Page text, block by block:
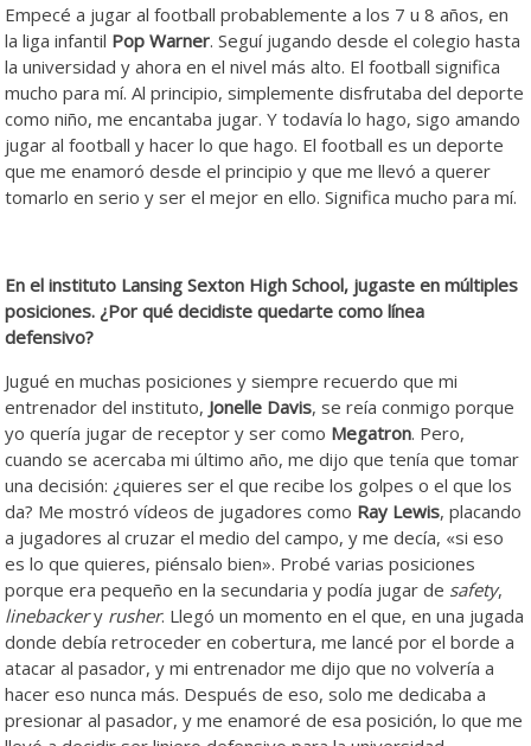
Empecé a jugar al football probablemente a los 7 u 8 años, en
la liga infantil Pop Warner. Seguí jugando desde el colegio hasta
la universidad y ahora en el nivel más alto. El football significa
mucho para mí. Al principio, simplemente disfrutaba del deporte
como niño, me encantaba jugar. Y todavía lo hago, sigo amando
jugar al football y hacer lo que hago. El football es un deporte
que me enamoró desde el principio y que me llevó a querer
tomarlo en serio y ser el mejor en ello. Significa mucho para mí.
En el instituto Lansing Sexton High School, jugaste en múltiples
posiciones. ¿Por qué decidiste quedarte como línea
defensivo?
Jugué en muchas posiciones y siempre recuerdo que mi
entrenador del instituto, Jonelle Davis, se reía conmigo porque
yo quería jugar de receptor y ser como Megatron. Pero,
cuando se acercaba mi último año, me dijo que tenía que tomar
una decisión: ¿quieres ser el que recibe los golpes o el que los
da? Me mostró vídeos de jugadores como Ray Lewis, placando
a jugadores al cruzar el medio del campo, y me decía, «si eso
es lo que quieres, piénsalo bien». Probé varias posiciones
porque era pequeño en la secundaria y podía jugar de safety,
linebackery rusher. Llegó un momento en el que, en una jugada
donde debía retroceder en cobertura, me lancé por el borde a
atacar al pasador, y mi entrenador me dijo que no volvería a
hacer eso nunca más. Después de eso, solo me dedicaba a
presionar al pasador, y me enamoré de esa posición, lo que me